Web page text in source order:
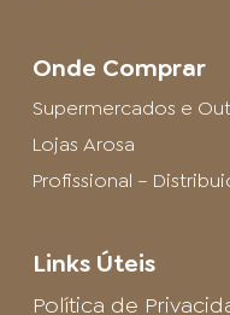
Onde Comprar
Supermercados e
Lojas Arosa
Profissional –
Links Úteis
Política de